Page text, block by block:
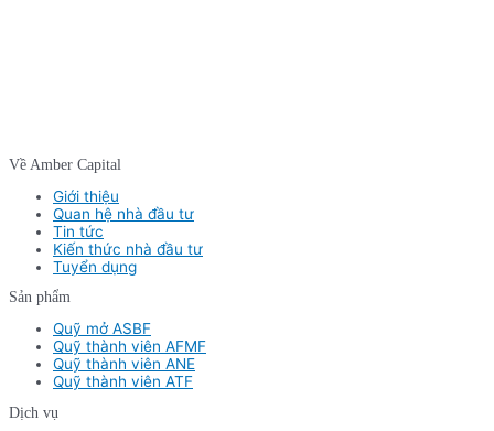
Về Amber Capital
Giới thiệu
Quan hệ nhà đầu tư
Tin tức
Kiến thức nhà đầu tư
Tuyển dụng
Sản phẩm
Quỹ mở ASBF
Quỹ thành viên AFMF
Quỹ thành viên ANE
Quỹ thành viên ATF
Dịch vụ